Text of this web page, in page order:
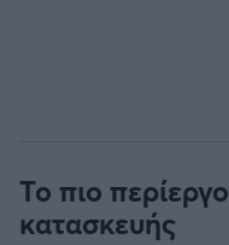
Το πιο
κατασκευής